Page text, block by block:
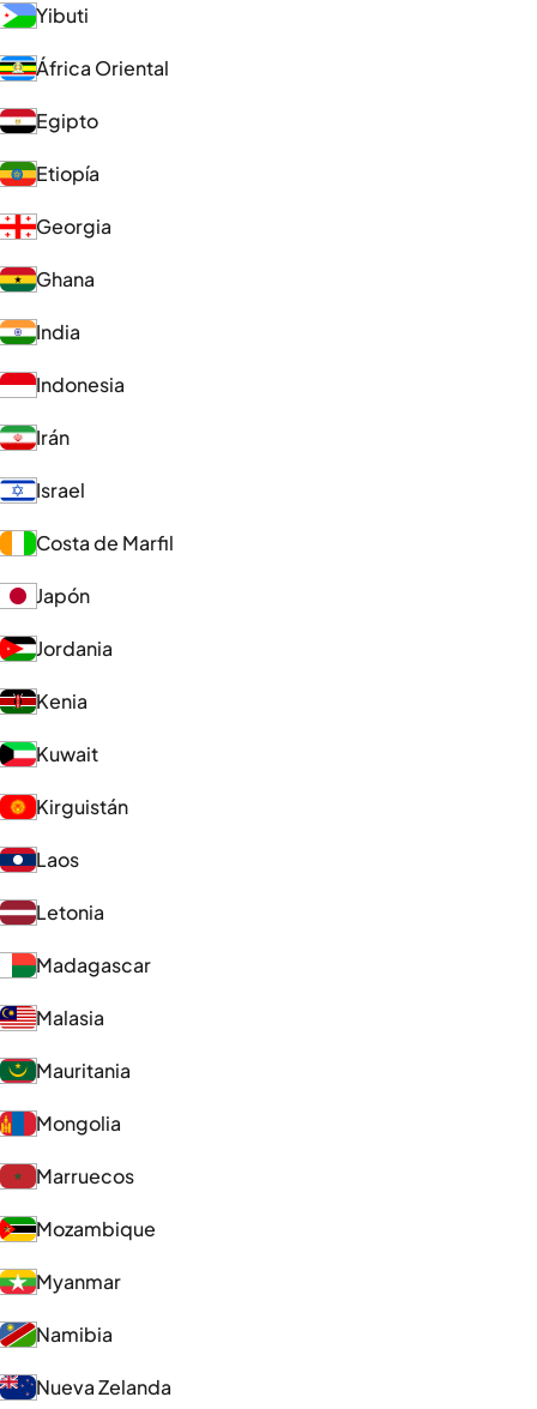
Yibuti
África Oriental
Egipto
Etiopía
Georgia
Ghana
India
Indonesia
Irán
Israel
Costa de Marfil
Japón
Jordania
Kenia
Kuwait
Kirguistán
Laos
Letonia
Madagascar
Malasia
Mauritania
Mongolia
Marruecos
Mozambique
Myanmar
Namibia
Nueva Zelanda